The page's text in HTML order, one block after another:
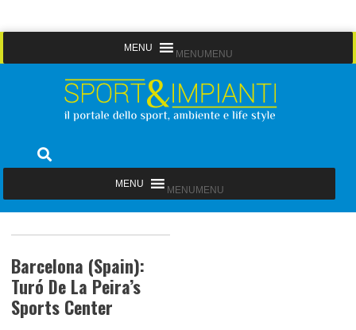
to
MENU MENU
Sport&Impianti
MENU MENU
Barcelona (Spain):
Turó De La Peira’s
Sports Center